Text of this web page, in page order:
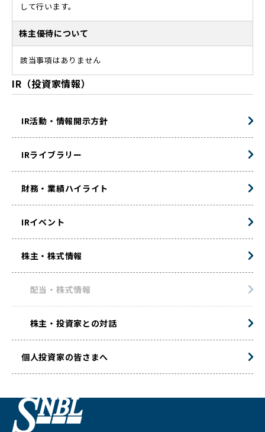
して行います。
株主優待について
該当事項はありません
IR（投資家情報）
IR活動・情報開示方針
IRライブラリー
財務・業績ハイライト
IRイベント
株主・株式情報
配当・株式情報
株主・投資家との対話
個人投資家の皆さまへ